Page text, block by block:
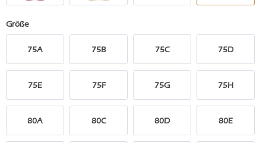
Größe
75A 75B 75C 75D
75E 75F 75G 75H
80A 80C 80D 80E